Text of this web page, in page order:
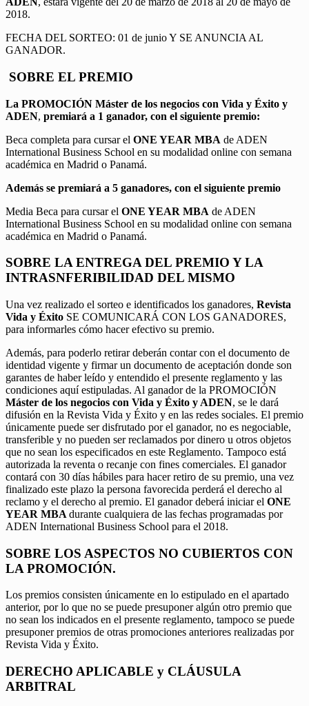
2018.
FECHA DEL SORTEO: 01 de junio Y SE ANUNCIA AL
GANADOR.
SOBRE EL PREMIO
La PROMOCIÓN Máster de los negocios con Vida y Éxito y
ADEN, premiará a 1 ganador, con el siguiente premio:
Beca completa para cursar el ONE YEAR MBA de ADEN
International Business School en su modalidad online con semana
académica en Madrid o Panamá.
Además se premiará a 5 ganadores, con el siguiente premio
Media Beca para cursar el ONE YEAR MBA de ADEN
International Business School en su modalidad online con semana
académica en Madrid o Panamá.
SOBRE LA ENTREGA DEL PREMIO Y LA
INTRASNFERIBILIDAD DEL MISMO
Una vez realizado el sorteo e identificados los ganadores, Revista
Vida y Éxito SE COMUNICARÁ CON LOS GANADORES,
para informarles cómo hacer efectivo su premio.
Además, para poderlo retirar deberán contar con el documento de
identidad vigente y firmar un documento de aceptación donde son
garantes de haber leído y entendido el presente reglamento y las
condiciones aquí estipuladas. Al ganador de la PROMOCIÓN
Máster de los negocios con Vida y Éxito y ADEN, se le dará
difusión en la Revista Vida y Éxito y en las redes sociales. El premio
únicamente puede ser disfrutado por el ganador, no es negociable,
transferible y no pueden ser reclamados por dinero u otros objetos
que no sean los especificados en este Reglamento. Tampoco está
autorizada la reventa o recanje con fines comerciales. El ganador
contará con 30 días hábiles para hacer retiro de su premio, una vez
finalizado este plazo la persona favorecida perderá el derecho al
reclamo y el derecho al premio. El ganador deberá iniciar el ONE
YEAR MBA durante cualquiera de las fechas programadas por
ADEN International Business School para el 2018.
SOBRE LOS ASPECTOS NO CUBIERTOS CON
LA PROMOCIÓN.
Los premios consisten únicamente en lo estipulado en el apartado
anterior, por lo que no se puede presuponer algún otro premio que
no sean los indicados en el presente reglamento, tampoco se puede
presuponer premios de otras promociones anteriores realizadas por
Revista Vida y Éxito.
DERECHO APLICABLE y CLÁUSULA
ARBITRAL